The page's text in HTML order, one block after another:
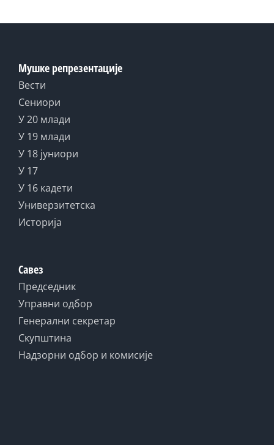
Мушке репрезентације
Вести
Сениори
У 20 млади
У 19 млади
У 18 јуниори
У 17
У 16 кадети
Универзитетска
Историја
Савез
Председник
Управни одбор
Генерални секретар
Скупштина
Надзорни одбор и комисије